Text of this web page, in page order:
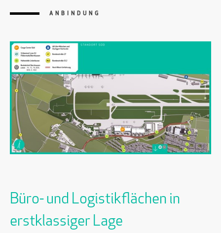
ANBINDUNG
Büro- und Logistikflächen in
erstklassiger Lage